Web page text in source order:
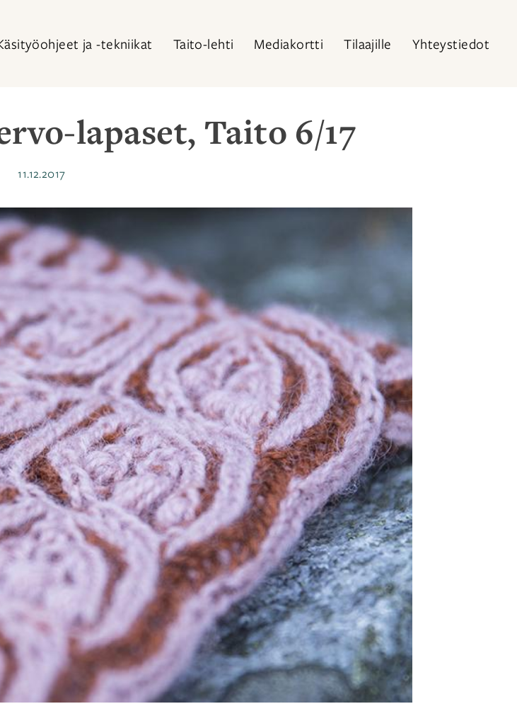
ja -tekniikat Taito-lehti Mediakortti Tilaajille Yhteystiedot
lapaset, Taito 6/17
Julkaistu
11.12.2017